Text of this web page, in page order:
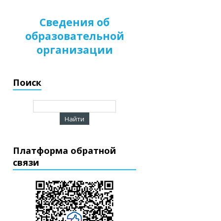
Сведения об
образовательной
организации
Поиск
Платформа обратной
связи